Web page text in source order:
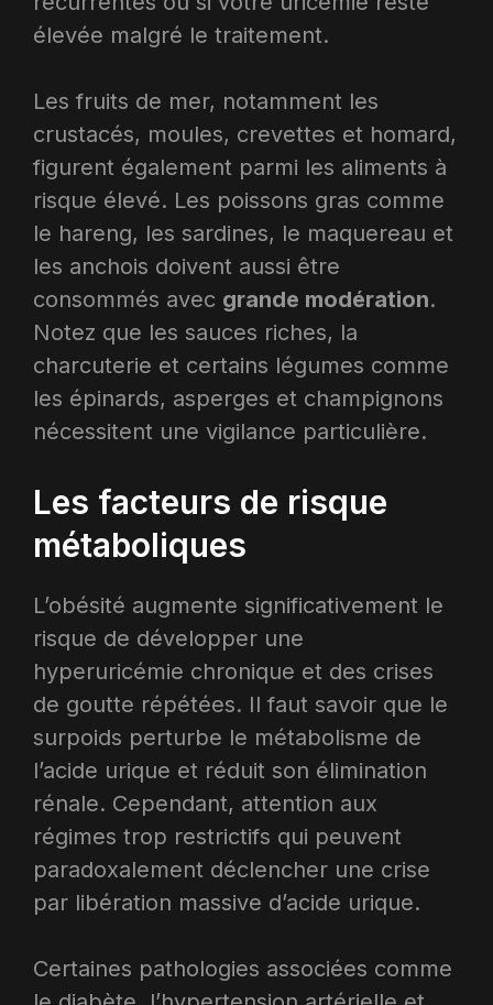
élevée malgré le traitement.​
Les fruits de mer, notamment les
crustacés, moules, crevettes et homard,
figurent également parmi les aliments à
risque élevé. Les poissons gras comme
le hareng, les sardines, le maquereau et
les anchois doivent aussi être
consommés avec grande modération.
Notez que les sauces riches, la
charcuterie et certains légumes comme
les épinards, asperges et champignons
nécessitent une vigilance particulière. ​
Les facteurs de risque
métaboliques
L’obésité augmente significativement le
risque de développer une
hyperuricémie chronique et des crises
de goutte répétées. Il faut savoir que le
surpoids perturbe le métabolisme de
l’acide urique et réduit son élimination
rénale. Cependant, attention aux
régimes trop restrictifs qui peuvent
paradoxalement déclencher une crise
par libération massive d’acide urique.​
Certaines pathologies associées comme